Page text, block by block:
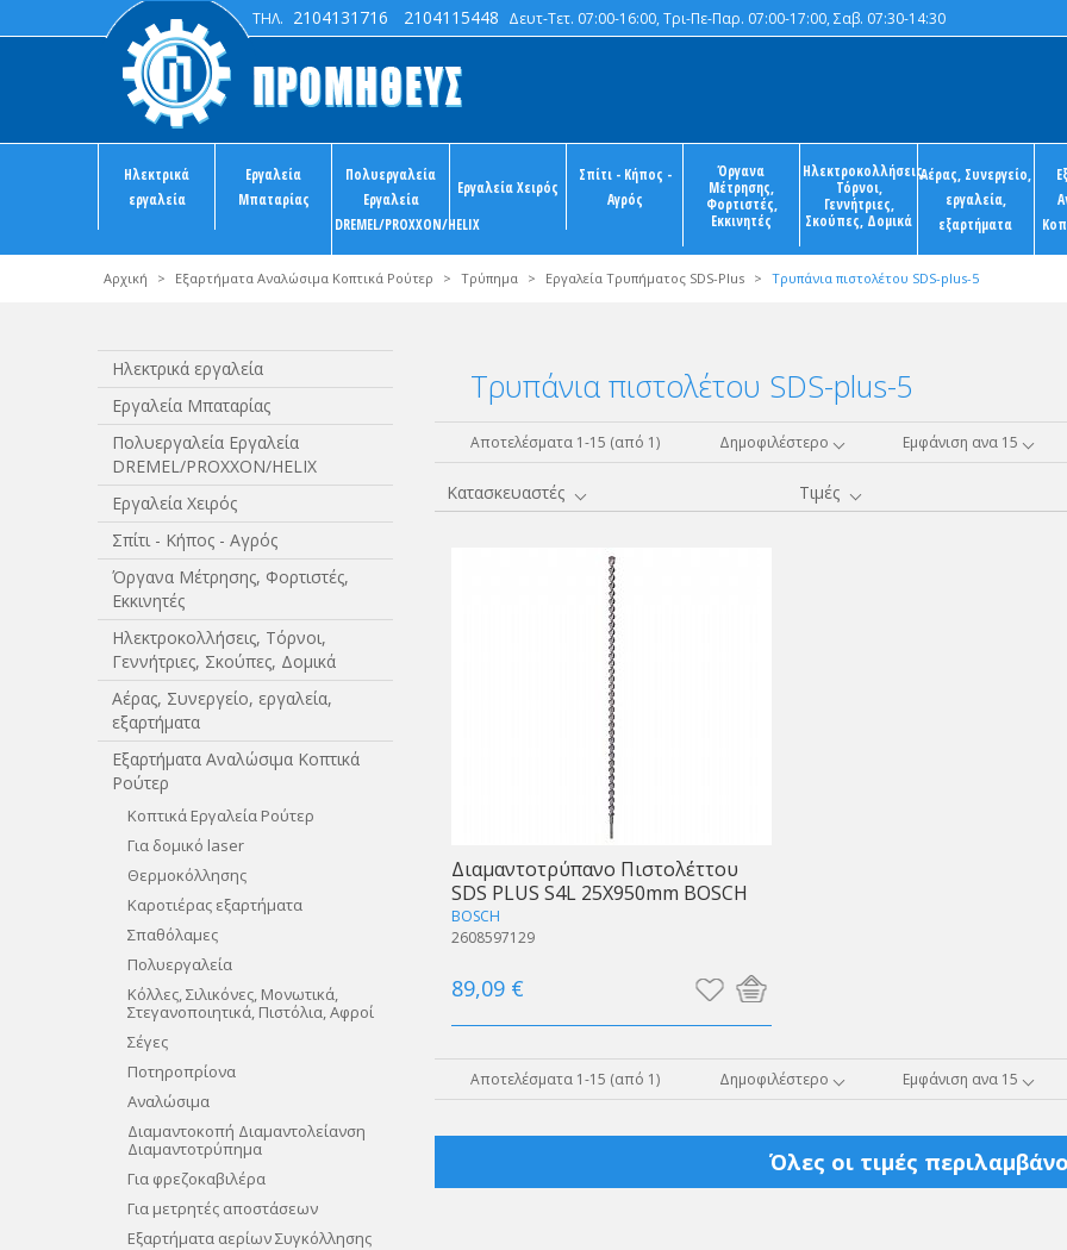
ΤΗΛ. 2104131716 2104115448 Δευτ-Τετ. 07:00-16:00, Τρι-Πε-Παρ. 07:00-17:00, Σαβ. 07:30-14:30
Ηλεκτρικά
εργαλεία
Εργαλεία
Μπαταρίας
Πολυεργαλεία
Εργαλεία
DREMEL/PROXXON/HELIX
Εργαλεία Χειρός
Σπίτι - Κήπος -
Αγρός
Όργανα
Μέτρησης,
Φορτιστές,
Εκκινητές
Ηλεκτροκολλήσεις,
Τόρνοι,
Γεννήτριες,
Σκούπες, Δομικά
Αέρας, Συνεργείο,
εργαλεία,
εξαρτήματα
Αρχική > Εξαρτήματα Αναλώσιμα Κοπτικά Ρούτερ > Τρύπημα > Εργαλεία Τρυπήματος SDS-Plus > Τρυπάνια πιστολέτου SDS-plus-5
Ηλεκτρικά εργαλεία
Εργαλεία Μπαταρίας
Πολυεργαλεία Εργαλεία
DREMEL/PROXXON/HELIX
Εργαλεία Χειρός
Σπίτι - Κήπος - Αγρός
Όργανα Μέτρησης, Φορτιστές,
Εκκινητές
Ηλεκτροκολλήσεις, Τόρνοι,
Γεννήτριες, Σκούπες, Δομικά
Αέρας, Συνεργείο, εργαλεία,
εξαρτήματα
Εξαρτήματα Αναλώσιμα Κοπτικά
Ρούτερ
Κοπτικά Εργαλεία Ρούτερ
Για δομικό laser
Θερμοκόλλησης
Καροτιέρας εξαρτήματα
Σπαθόλαμες
Πολυεργαλεία
Κόλλες, Σιλικόνες, Μονωτικά,
Στεγανοποιητικά, Πιστόλια, Αφροί
Σέγες
Ποτηροπρίονα
Αναλώσιμα
Διαμαντοκοπή Διαμαντολείανση
Διαμαντοτρύπημα
Για φρεζοκαβιλέρα
Για μετρητές αποστάσεων
Εξαρτήματα αερίων Συγκόλλησης
Τρυπάνια πιστολέτου SDS-plus-5
Αποτελέσματα 1-15 (από 1) Δημοφιλέστερο Εμφάνιση ανα 15
Κατασκευαστές Τιμές
Διαμαντοτρύπανο Πιστολέττου
SDS PLUS S4L 25X950mm BOSCH
BOSCH
2608597129
89,09 €
Αποτελέσματα 1-15 (από 1) Δημοφιλέστερο Εμφάνιση ανα 15
Όλες οι τιμές